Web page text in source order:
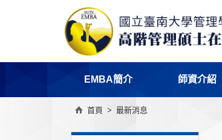
EMBA簡介 師資介紹
首頁 > 最新消息